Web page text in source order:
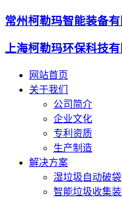
常州柯勒玛智能装备有
上海柯勒玛环保科技有
网站首页
关于我们
公司简介
企业文化
专利资质
生产制造
解决方案
湿垃圾自动破袋
智能垃圾收集